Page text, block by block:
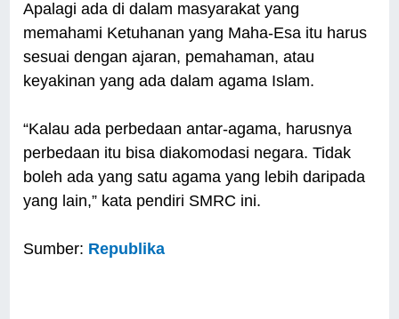
Apalagi ada di dalam masyarakat yang
memahami Ketuhanan yang Maha-Esa itu harus
sesuai dengan ajaran, pemahaman, atau
keyakinan yang ada dalam agama Islam.
“Kalau ada perbedaan antar-agama, harusnya
perbedaan itu bisa diakomodasi negara. Tidak
boleh ada yang satu agama yang lebih daripada
yang lain,” kata pendiri SMRC ini.
Sumber: Republika